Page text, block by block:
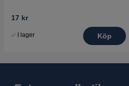
17 kr
I lager Köp